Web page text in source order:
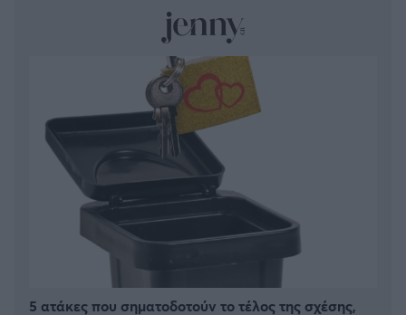
5 ατάκες που σηματοδοτούν το τέλος της σχέσης,